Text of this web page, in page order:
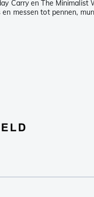
Carry en The
messen tot pennen,